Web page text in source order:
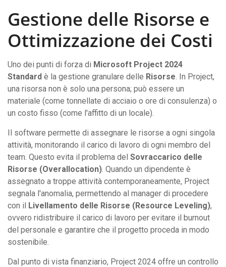
Gestione delle Risorse e
Ottimizzazione dei Costi
Uno dei punti di forza di Microsoft Project 2024
Standard è la gestione granulare delle Risorse. In Project,
una risorsa non è solo una persona; può essere un
materiale (come tonnellate di acciaio o ore di consulenza) o
un costo fisso (come l'affitto di un locale).
Il software permette di assegnare le risorse a ogni singola
attività, monitorando il carico di lavoro di ogni membro del
team. Questo evita il problema del Sovraccarico delle
Risorse (Overallocation). Quando un dipendente è
assegnato a troppe attività contemporaneamente, Project
segnala l'anomalia, permettendo al manager di procedere
con il Livellamento delle Risorse (Resource Leveling),
ovvero ridistribuire il carico di lavoro per evitare il burnout
del personale e garantire che il progetto proceda in modo
sostenibile.
Dal punto di vista finanziario, Project 2024 offre un controllo